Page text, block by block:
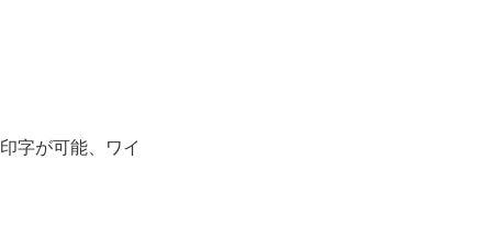
字が可能、ワイ